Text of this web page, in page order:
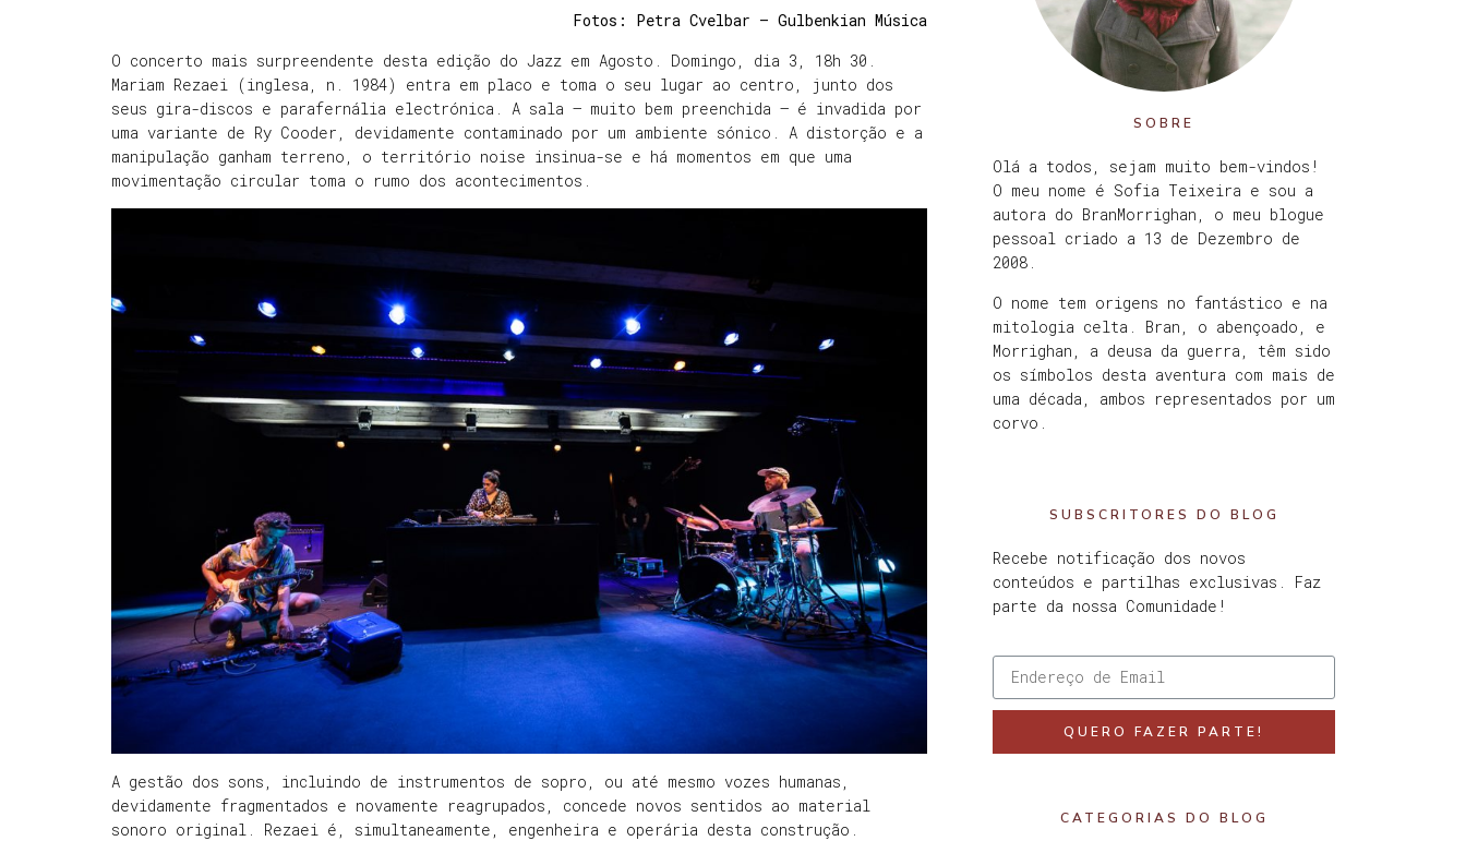
Fotos: Petra Cvelbar – Gulbenkian Música
O concerto mais surpreendente desta edição do Jazz em Agosto. Domingo, dia 3, 18h 30.
Mariam Rezaei (inglesa, n. 1984) entra em placo e toma o seu lugar ao centro, junto dos
seus gira-discos e parafernália electrónica. A sala – muito bem preenchida – é invadida por
uma variante de Ry Cooder, devidamente contaminado por um ambiente sónico. A distorção e a
manipulação ganham terreno, o território noise insinua-se e há momentos em que uma
movimentação circular toma o rumo dos acontecimentos.
A gestão dos sons, incluindo de instrumentos de sopro, ou até mesmo vozes humanas,
devidamente fragmentados e novamente reagrupados, concede novos sentidos ao material
sonoro original. Rezaei é, simultaneamente, engenheira e operária desta construção.
SOBRE
Olá a todos, sejam muito bem-vindos!
O meu nome é Sofia Teixeira e sou a
autora do BranMorrighan, o meu blogue
pessoal criado a 13 de Dezembro de
2008.
O nome tem origens no fantástico e na
mitologia celta. Bran, o abençoado, e
Morrighan, a deusa da guerra, têm sido
os símbolos desta aventura com mais de
uma década, ambos representados por um
corvo.
SUBSCRITORES DO BLOG
Recebe notificação dos novos
conteúdos e partilhas exclusivas. Faz
parte da nossa Comunidade!
QUERO FAZER PARTE!
CATEGORIAS DO BLOG